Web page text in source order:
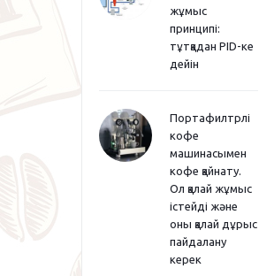
жұмыс
принципі:
тұтқадан PID-ке
дейін
Портафилтрлі
кофе
машинасымен
кофе қайнату.
Ол қалай жұмыс
істейді және
оны қалай дұрыс
пайдалану
керек